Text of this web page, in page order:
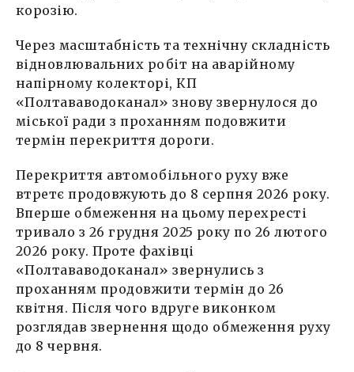
корозію.
Через масштабність та технічну складність
відновлювальних робіт на аварійному
напірному колекторі, КП
«Полтававодоканал» знову звернулося до
міської ради з проханням подовжити
термін перекриття дороги.
Перекриття автомобільного руху вже
втретє продовжують до 8 серпня 2026 року.
Вперше обмеження на цьому перехресті
тривало з 26 грудня 2025 року по 26 лютого
2026 року. Проте фахівці
«Полтававодоканал» звернулись з
проханням продовжити термін до 26
квітня. Після чого вдруге виконком
розглядав звернення щодо обмеження руху
до 8 червня.